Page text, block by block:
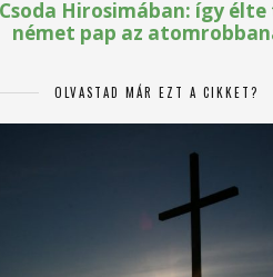
OLVASTAD MÁR EZT A CIKKET?